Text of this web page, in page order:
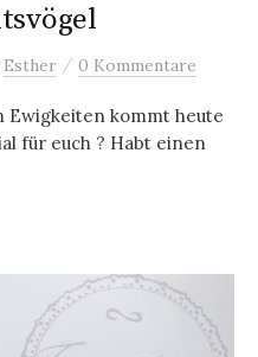
Esther / 0 Kommentare
Ewigkeiten kommt heute
für euch ? Habt einen